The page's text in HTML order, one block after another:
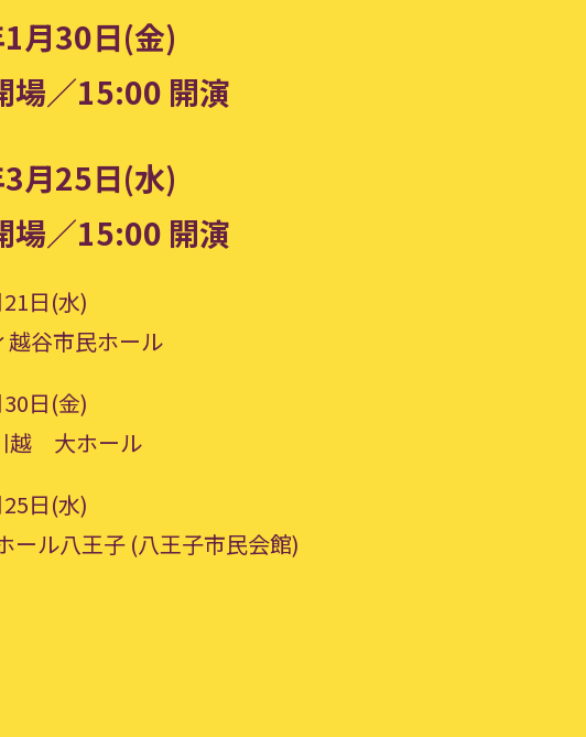
月30日(金)
場／15:00 開演
月25日(水)
場／15:00 開演
日(水)
越谷市民ホール
日(金)
越 大ホール
日(水)
ール八王子 (八王子市民会館)